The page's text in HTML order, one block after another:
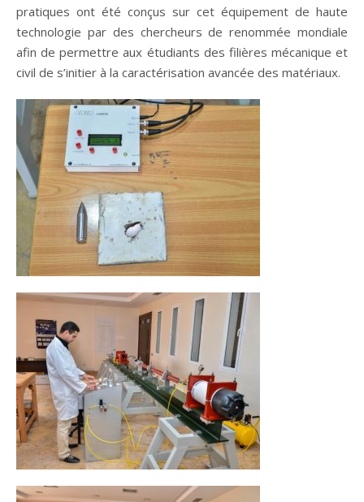
pratiques ont été conçus sur cet équipement de haute
technologie par des chercheurs de renommée mondiale
afin de permettre aux étudiants des filières mécanique et
civil de s’initier à la caractérisation avancée des matériaux.